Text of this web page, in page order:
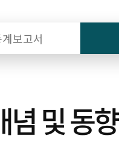
보고서
및 동향